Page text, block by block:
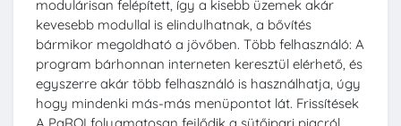
modulárisan felépített, így a kisebb üzemek akár
kevesebb modullal is elindulhatnak, a bővítés
bármikor megoldható a jövőben. Több felhasználó: A
program bárhonnan interneten keresztül elérhető, és
egyszerre akár több felhasználó is használhatja, úgy
hogy mindenki más-más menüpontot lát. Frissítések